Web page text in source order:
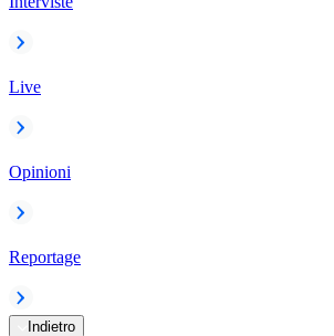
Live
Opinioni
Reportage
Indietro